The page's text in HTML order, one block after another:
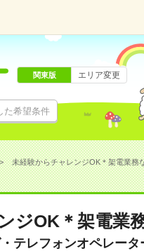
た希望条件
関東版 エリア変更
未経験からチャレンジOK＊架電業務
ジOK＊架電業
テレフォンオペレー